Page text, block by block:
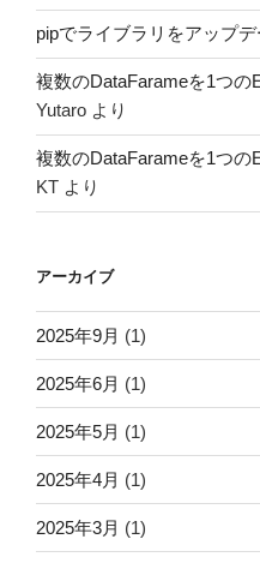
pipでライブラリをアップデ
複数のDataFarameを1つ
Yutaro より
複数のDataFarameを1つ
KT より
アーカイブ
2025年9月 (1)
2025年6月 (1)
2025年5月 (1)
2025年4月 (1)
2025年3月 (1)